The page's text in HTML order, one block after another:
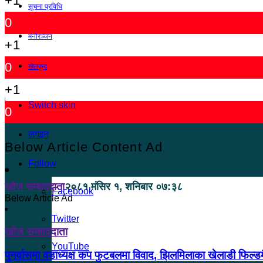
सूचना प्रविधि
मनोरञ्जन
खेलकुद
Switch skin
लगइन
Follow
Facebook
Twitter
YouTube
0
+1
0
+1
0
Below Article Content Ad
खोज सम्बाददाता२०८१ मंसिर १, शनिबार ०७:३८
Below Article Ad
खोज सम्बाददाता
पुनर्वासमा वडाध्यक्ष कप फुटबलमा विवाद, झिलमिलाका खेलाडी